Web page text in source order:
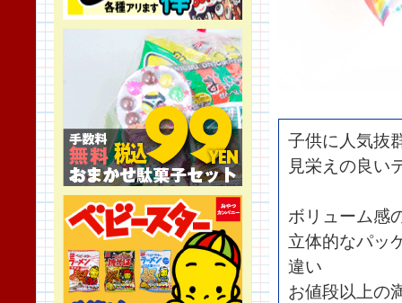
子供に人気抜
見栄えの良い
ボリューム感
立体的なパッ
違い
お値段以上の